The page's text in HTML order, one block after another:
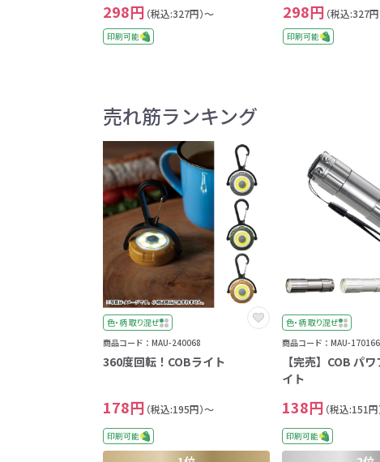
298円 （税込:327円）～
印刷可能
298円 （税込:327円
印刷可能
売れ筋ランキング
色・柄 取り混ぜ
商品コード：MAU-240068
360度回転！COBライト
178円 （税込:195円）～
印刷可能
色・柄 取り混ぜ
商品コード：MAU-170166
【完売】COB パ
イト
138円 （税込:151円
印刷可能